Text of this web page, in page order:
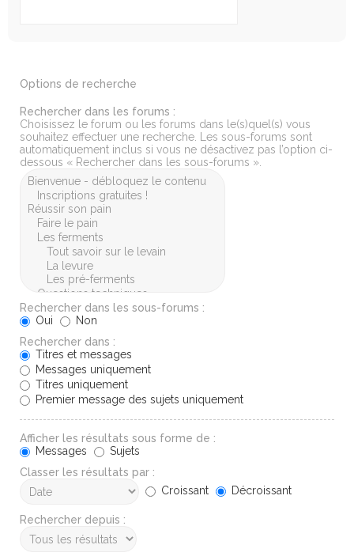
Options de recherche
Rechercher dans les forums :
Choisissez le forum ou les forums dans le(s)quel(s) vous
souhaitez effectuer une recherche. Les sous-forums sont
automatiquement inclus si vous ne désactivez pas l’option ci-
dessous « Rechercher dans les sous-forums ».
Rechercher dans les sous-forums :
Oui
Non
Rechercher dans :
Titres et messages
Messages uniquement
Titres uniquement
Premier message des sujets uniquement
Afficher les résultats sous forme de :
Messages
Sujets
Classer les résultats par :
Croissant
Décroissant
Rechercher depuis :